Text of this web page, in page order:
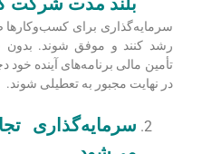
وقتی صحبت از تجارت
این دلیل که سرمایه‌گذاری
شرکت کمک می‌کند. در این‌جا
سرمایه‌گذاری تجاری بسیار مهم
سرمایه‌گذاری
بلند مدت شرکت